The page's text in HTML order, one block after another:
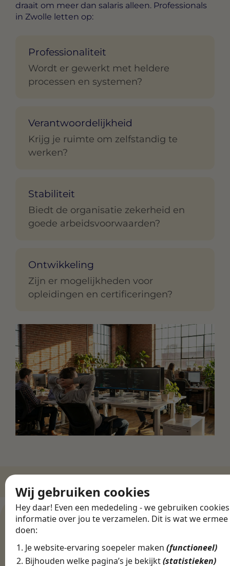
Wij gebruiken cookies
Hey daar! Even een mededeling - we gebruiken
informatie over jou te verzamelen. Dit is wat we ermee
doen:
Je website-ervaring soepeler maken(functioneel)
Bijhouden welke pagina’s je bekijkt(statistieken)
draait om meer dan salaris alleen. Professionals
in Zwolle letten op:
Professionaliteit
Wordt er gewerkt met heldere
processen en systemen?
Verantwoordelijkheid
Krijg je ruimte om zelfstandig te
werken?
Stabiliteit
Biedt de organisatie zekerheid en
goede arbeidsvoorwaarden?
Ontwikkeling
Zijn er mogelijkheden voor
opleidingen en certificeringen?
ZO WERKT HET
Een finance baan
in Zwolle vinden
zonder gedoe